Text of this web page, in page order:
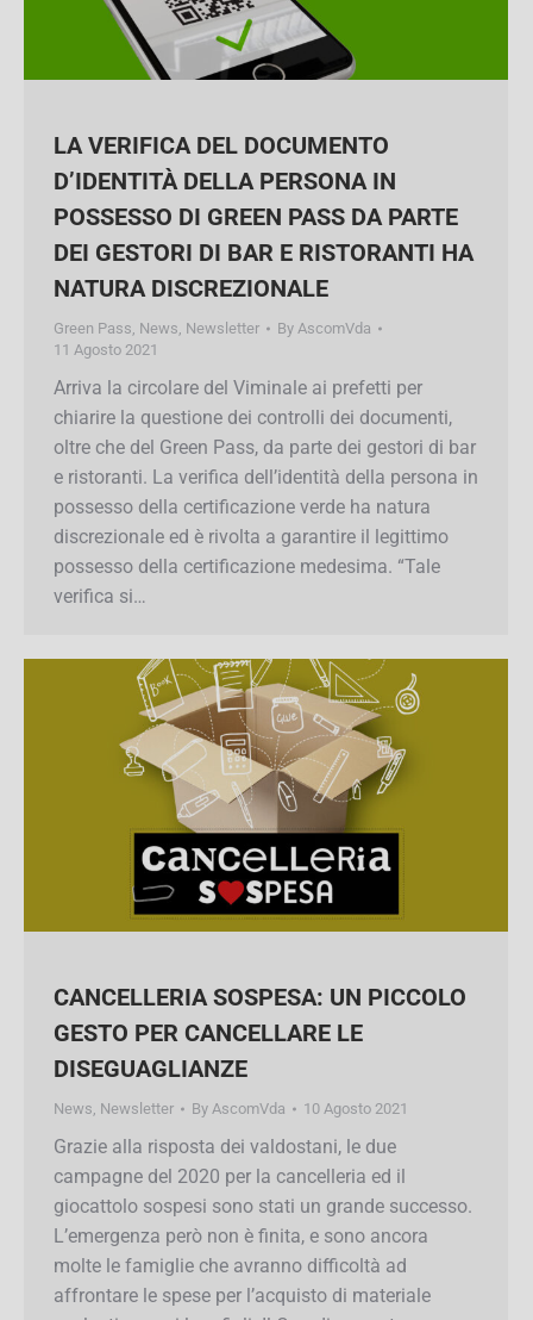
LA VERIFICA DEL DOCUMENTO
D’IDENTITÀ DELLA PERSONA IN
POSSESSO DI GREEN PASS DA PARTE
DEI GESTORI DI BAR E RISTORANTI
HA NATURA DISCREZIONALE
Green Pass News Newsletter By AscomVda
11 Agosto 2021
Arriva la circolare del Viminale ai prefetti per
chiarire la questione dei controlli dei documenti,
oltre che del Green Pass, da parte dei gestori di
bar e ristoranti. La verifica dell’identità della
persona in possesso della certificazione verde
ha natura discrezionale ed è rivolta a garantire il
legittimo possesso della certificazione
medesima. “Tale verifica si…
CANCELLERIA SOSPESA: UN
PICCOLO GESTO PER CANCELLARE
LE DISEGUAGLIANZE
campagne del 2020 per la cancelleria ed il
giocattolo sospesi sono stati un grande
successo. L’emergenza però non è finita, e sono
ancora molte le famiglie che avranno difficoltà
ad affrontare le spese per l’acquisto di materiale
scolastico per i loro figli. Il Coordinamento